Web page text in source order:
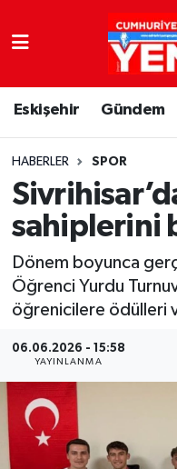
Eskişehir Gündem
HABERLER SPOR
sahiplerini
Dönem boyunca
Öğrenci Yurdu
öğrenicilere ödülleri
06.06.2026 - 15:58
YAYINLANMA
Nöbetçi
Hava Durumu
Trafik Durumu
Süper Lig Puan
Tüm Manşetler
Son Dakika
Haber Arşivi